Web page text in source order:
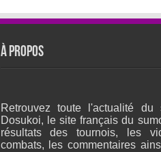
À propos
Retrouvez toute l'actualité du
Dosukoi, le site français du
résultats des tournois, les
combats, les commentaires